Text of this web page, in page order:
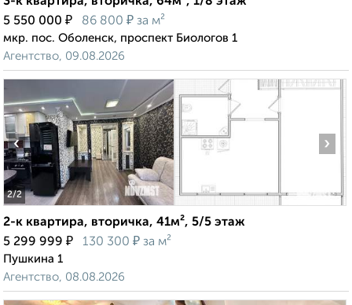
5 550 000 ₽ 86 800 ₽ за м²
мкр. пос. Оболенск, проспект Биологов 1
Агентство, 09.08.2026
2/2
‹ ›
2-к квартира, вторичка, 41м², 5/5 этаж
5 299 999 ₽ 130 300 ₽ за м²
Пушкина 1
Агентство, 08.08.2026